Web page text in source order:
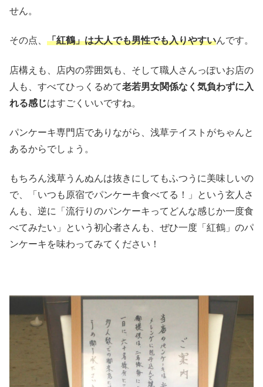
せん。
その点、 「紅鶴」は大人でも男性でも入りやすいんです。
店構えも、店内の雰囲気も、そして職人さんっぽいお店の
人も、すべてひっくるめて老若男女関係なく気負わずに入
れる感じはすごくいいですね。
パンケーキ専門店でありながら、浅草テイストがちゃんと
あるからでしょう。
もちろん浅草うんぬんは抜きにしてもふつうに美味しいの
で、「いつも原宿でパンケーキ食べてる！」という玄人さ
んも、逆に「流行りのパンケーキってどんな感じか一度食
べてみたい」という初心者さんも、ぜひ一度「紅鶴」のパ
ンケーキを味わってみてください！